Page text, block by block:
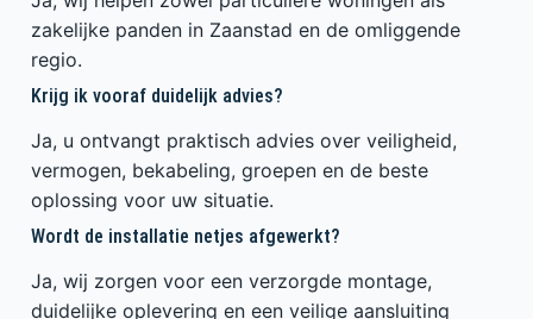
zakelijke panden in Zaanstad en de omliggende
regio.
Krijg ik vooraf duidelijk advies?
Ja, u ontvangt praktisch advies over veiligheid,
vermogen, bekabeling, groepen en de beste
oplossing voor uw situatie.
Wordt de installatie netjes afgewerkt?
Ja, wij zorgen voor een verzorgde montage,
duidelijke oplevering en een veilige aansluiting